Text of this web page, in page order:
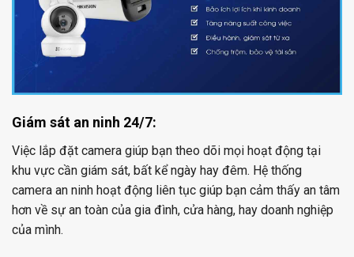
Giám sát an ninh 24/7:
Việc lắp đặt camera giúp bạn theo dõi mọi hoạt động tại
khu vực cần giám sát, bất kể ngày hay đêm. Hệ thống
camera an ninh hoạt động liên tục giúp bạn cảm thấy an tâm
hơn về sự an toàn của gia đình, cửa hàng, hay doanh nghiệp
của mình.